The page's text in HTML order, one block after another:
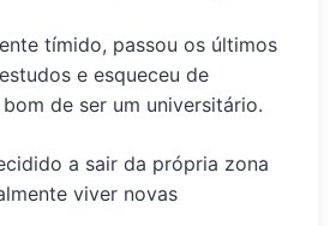
tímido, passou os últimos
e esqueceu de
de ser um universitário.
a sair da própria zona
viver novas